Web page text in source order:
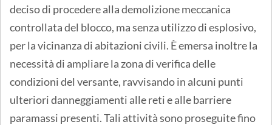
deciso di procedere alla demolizione meccanica
controllata del blocco, ma senza utilizzo di esplosivo,
per la vicinanza di abitazioni civili. È emersa inoltre la
necessità di ampliare la zona di verifica delle
condizioni del versante, ravvisando in alcuni punti
ulteriori danneggiamenti alle reti e alle barriere
paramassi presenti. Tali attività sono proseguite fino